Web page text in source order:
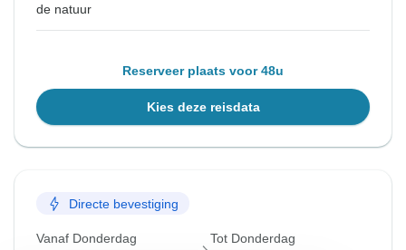
de natuur
Reserveer plaats voor 48u
Kies deze reisdata
Directe bevestiging
Vanaf Donderdag Tot Donderdag